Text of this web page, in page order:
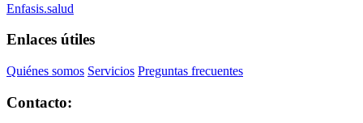
Enfasis.salud
Enlaces útiles
Quiénes somos Servicios Preguntas frecuentes
Contacto: